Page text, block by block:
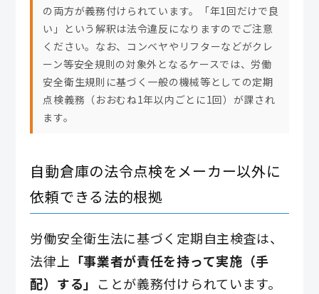
の両方が義務付けられています。「年1回だけで良
い」という解釈は法令違反になりますのでご注意
ください。なお、コンベヤやリフターなどがクレ
ーン等安全規則の対象外となるケースでは、労働
安全衛生規則に基づく一般の機械等としての定期
点検義務（おおむね1年以内ごとに1回）が課され
ます。
自動倉庫の法令点検をメーカー以外に
依頼できる法的根拠
労働安全衛生法に基づく定期自主検査は、
法律上 「事業者が責任を持って実施（手
配）する」 ことが義務付けられています。